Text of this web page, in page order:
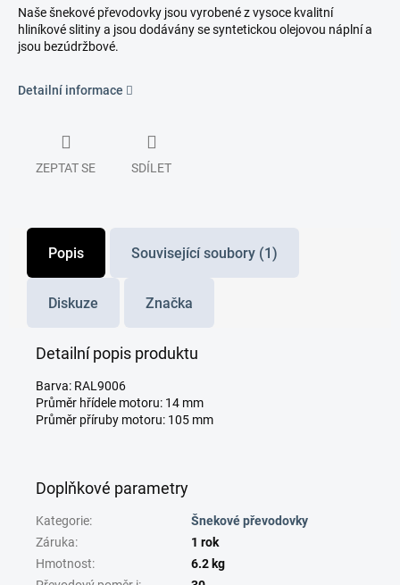
Naše šnekové převodovky jsou vyrobené z vysoce kvalitní
hliníkové slitiny a jsou dodávány se syntetickou olejovou náplní a
jsou bezúdržbové.
Detailní informace
ZEPTAT SE SDÍLET
Popis Související soubory (1)
Diskuze Značka
Detailní popis produktu
Barva: RAL9006
Průměr hřídele motoru: 14 mm
Průměr příruby motoru: 105 mm
Doplňkové parametry
Kategorie:
Šnekové převodovky
Záruka:
1 rok
Hmotnost:
6.2 kg